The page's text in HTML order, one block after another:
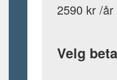
2590 kr /år
Velg